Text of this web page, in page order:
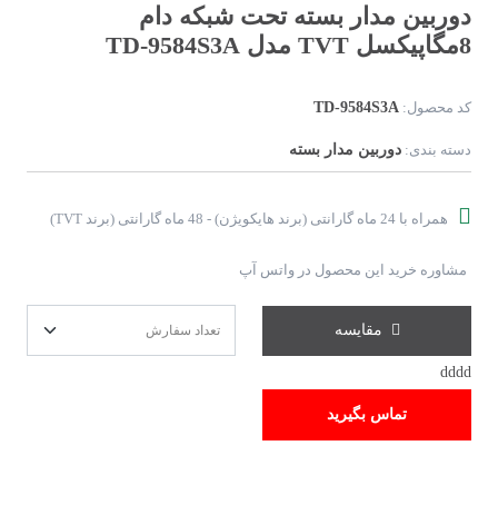
دوربین مدار بسته تحت شبکه دام
8مگاپیکسل TVT مدل TD-9584S3A
دسته بندی: دوربین مدار بسته
کد محصول: TD-9584S3A
همراه با 24 ماه گارانتی (برند هایکویژن) - 48 ماه گارانتی (برند TVT)
مشاوره خرید این محصول در واتس آپ
مقایسه
dddd
تماس بگیرید